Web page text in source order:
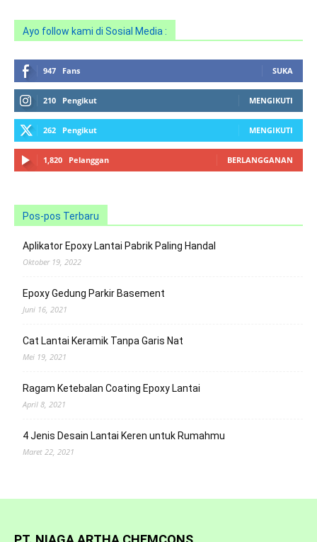
Ayo follow kami di Sosial Media :
947 Fans SUKA
210 Pengikut MENGIKUTI
262 Pengikut MENGIKUTI
1,820 Pelanggan BERLANGGANAN
Pos-pos Terbaru
Aplikator Epoxy Lantai Pabrik Paling Handal
Oktober 19, 2022
Epoxy Gedung Parkir Basement
Juni 16, 2021
Cat Lantai Keramik Tanpa Garis Nat
Mei 19, 2021
Ragam Ketebalan Coating Epoxy Lantai
April 8, 2021
4 Jenis Desain Lantai Keren untuk Rumahmu
Maret 22, 2021